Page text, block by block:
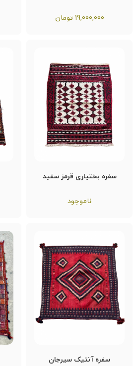
19,000,000 تومان
سفره بختیاری قرمز سفید
ناموجود
سفره آنتیک سیرجان